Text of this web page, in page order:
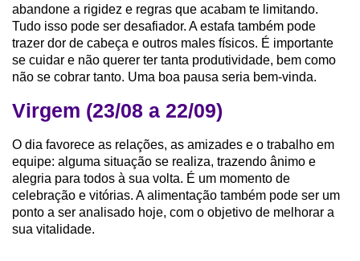
abandone a rigidez e regras que acabam te limitando.
Tudo isso pode ser desafiador. A estafa também pode
trazer dor de cabeça e outros males físicos. É importante
se cuidar e não querer ter tanta produtividade, bem como
não se cobrar tanto. Uma boa pausa seria bem-vinda.
Virgem (23/08 a 22/09)
O dia favorece as relações, as amizades e o trabalho em
equipe: alguma situação se realiza, trazendo ânimo e
alegria para todos à sua volta. É um momento de
celebração e vitórias. A alimentação também pode ser um
ponto a ser analisado hoje, com o objetivo de melhorar a
sua vitalidade.